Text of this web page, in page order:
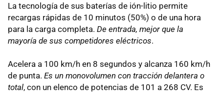
La tecnología de sus baterías de ión-litio permite
recargas rápidas de 10 minutos (50%) o de una hora
para la carga completa. De entrada, mejor que la
mayoría de sus competidores eléctricos.
Acelera a 100 km/h en 8 segundos y alcanza 160 km/h
de punta. Es un monovolumen con tracción delantera o
total, con un elenco de potencias de 101 a 268 CV. Es